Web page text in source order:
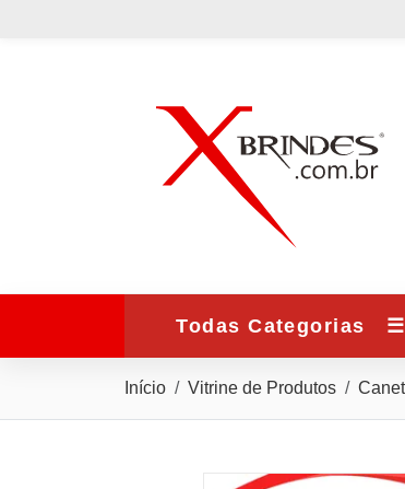
Todas Categorias ☰
Início Vitrine de Produtos